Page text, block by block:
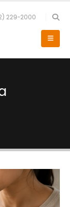
229-2000